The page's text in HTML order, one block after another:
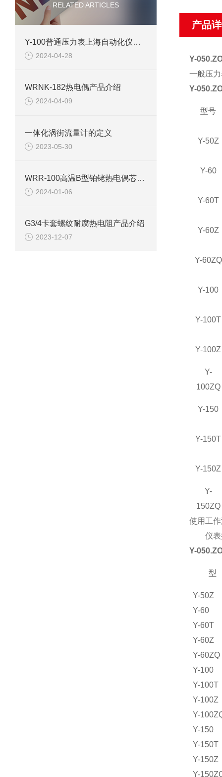
RELATED ARTICLES
Y-100普通压力表上海自动化仪表四厂产品介绍
2024-04-28
WRNK-182热电偶产品介绍
2024-04-09
一体化涡街流量计的定义
2023-05-30
WRR-100高温B型铂铑热电偶芯产品介绍
2024-01-06
G3/4卡套螺纹耐腐热电阻产品介绍
2023-12-07
产品
Y-
一般压
Y-
型号
Y-50Z
Y-60
Y-60T
Y-60Z
Y-60ZQ
Y-100
Y-100T
Y-100Z
Y-
100ZQ
Y-150
Y-150T
Y-150Z
Y-
150ZQ
使用工
仪表执
Y-
型
Y-50Z
Y-60
Y-60T
Y-60Z
Y-60ZQ
Y-100
Y-100T
Y-100Z
Y-
Y-150
Y-150T
Y-150Z
Y-